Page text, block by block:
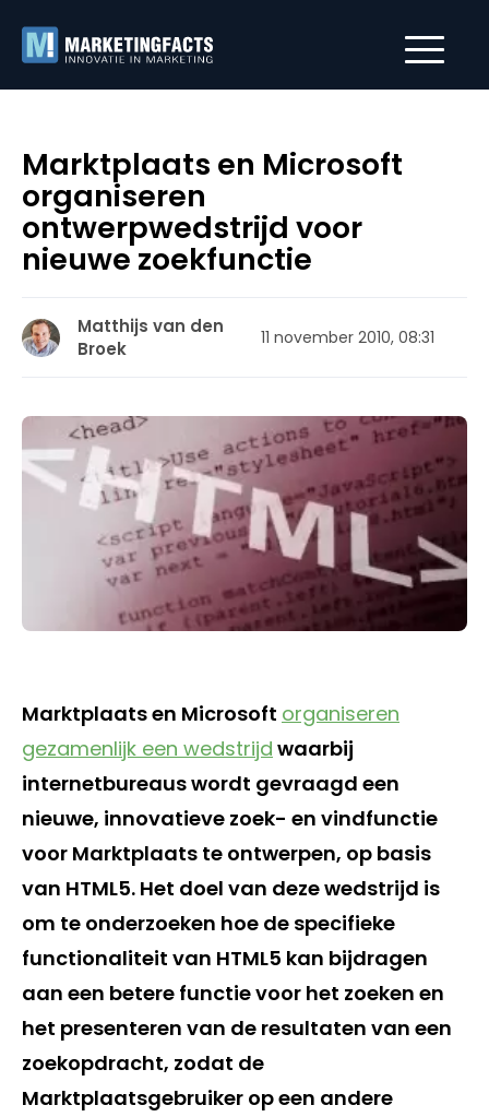
Marktplaats en Microsoft
organiseren
ontwerpwedstrijd voor
nieuwe zoekfunctie
Matthijs van den
Broek
11 november 2010, 08:31
Marktplaats en Microsoft organiseren
gezamenlijk een wedstrijd waarbij
internetbureaus wordt gevraagd een
nieuwe, innovatieve zoek- en vindfunctie
voor Marktplaats te ontwerpen, op basis
van HTML5. Het doel van deze wedstrijd is
om te onderzoeken hoe de specifieke
functionaliteit van HTML5 kan bijdragen
aan een betere functie voor het zoeken en
het presenteren van de resultaten van een
zoekopdracht, zodat de
Marktplaatsgebruiker op een andere